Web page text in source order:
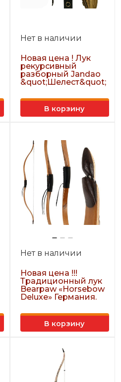
Нет в наличии
Новая цена ! Лук
рекурсивный
разборный Jandao
&quot;Шелест&quot;
В корзину
Нет в наличии
Новая цена !!!
Традиционный лук
Bearpaw «Horsebow
Deluxe» Германия.
В корзину